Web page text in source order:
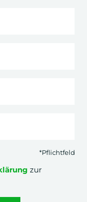
Sportevents
*Pflichtfeld
zur